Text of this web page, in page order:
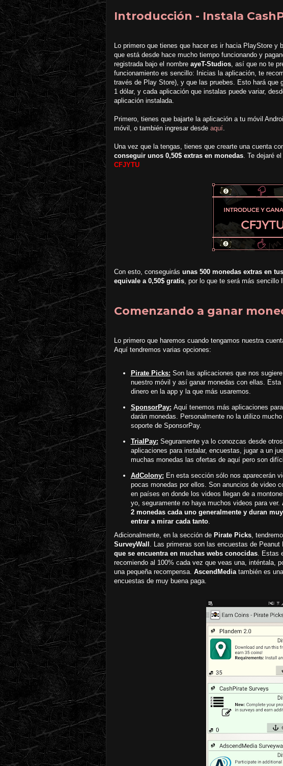
Introducción - Instala
Lo primero que tienes que hacer es ir hacia PlayStore
que está desde hace mucho tiempo funcionando y
registrada bajo el nombre ayeT-Studios , así que no te
funcionamiento es sencillo: Inicias la aplicación, te
través de Play Store), y que las pruebes. Esto hará que
1 dólar, y cada aplicación que instalas puede variar,
aplicación instalada.
Primero, tienes que bajarte la aplicación a tu móvil
móvil, o también ingresar desde aquí
Una vez que la tengas, tienes que crearte una cuenta
conseguir unos 0,50$ extras en monedas . Te dejaré
CFJYTU
Con esto, conseguirás unas 500 monedas extras en
equivale a 0,50$ gratis , por lo que te será más sencillo
Comenzando a ganar
Lo primero que haremos cuando tengamos nuestra
Aquí tendremos varias opciones:
Pirate Picks: Son las aplicaciones que nos
nuestro móvil y así ganar monedas con ellas.
dinero en la app y la que más usaremos.
SponsorPay: Aquí tenemos más aplicaciones
darán monedas. Personalmente no la utilizo
soporte de SponsorPay.
TrialPay: Seguramente ya lo conozcas desde
aplicaciones para instalar, encuestas, jugar a un
muchas monedas las ofertas de aquí pero son
AdColony: En esta sección sólo nos aparecerán
pocas monedas por ellos. Son anuncios de video
en países en donde los videos llegan de a
yo, seguramente no haya muchos videos para ver.
2 monedas cada uno generalmente y duran
entrar a mirar cada tanto.
Adicionalmente, en la sección de Pirate Picks,
SurveyWall . Las primeras son las encuestas de Peanut
que se encuentra en muchas webs conocidas. Estas
recomiendo al 100% cada vez que veas una, inténtala,
una pequeña recompensa. AscendMediatambién es
encuestas de muy buena paga.